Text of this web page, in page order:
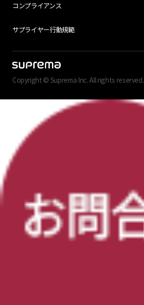
コンプライアンス
サプライヤー行動規範
Copyright © Suprema Inc. All rights reserved.